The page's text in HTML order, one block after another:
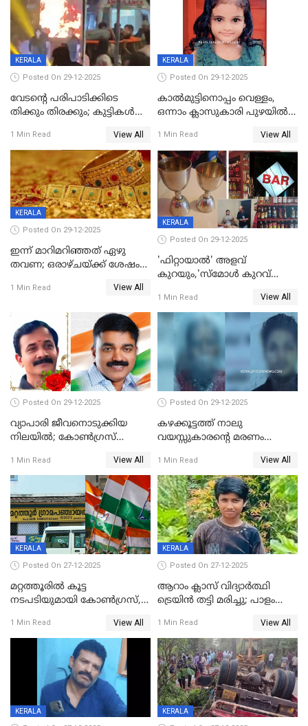
KERALA
Posted On 29-12-2025
വേടന്റെ പരിപാടിക്കിടെ
തിക്കും തിരക്കും; കുട്ടികള്‍
പരിക്ക്; പാളം മറികടന്ന
യുവാവ് ട്രെയിന്‍ തട്ടി മരിച്ചു
1 Min Read View All
KERALA
Posted On 29-12-2025
കാൽമുട്ടിനൊപ്പം വെള്ളം,
ഒന്നാം ക്ലാസുകാരി പുഴയിൽ
കുട്ടികൾക്കൊപ്പം
കളിക്കുന്നതിനിടെ
1 Min Read View All
KERALA
Posted On 29-12-2025
ഇന്ന് മാറിമറിഞ്ഞത് ഏഴു
തവണ; ഒരാഴ്ചയ്ക്ക് ശേഷം
1 Min Read View All
KERALA
Posted On 29-12-2025
'ഫിറ്റായാൽ' അളവ്
കുറയും,'സ്‌മോൾ കുറവ്
പിഴ
1 Min Read View All
Posted On 29-12-2025
വ്യാപാരി ജീവനൊടുക്കിയ
നിലയില്‍; കോണ്‍ഗ്രസ്
മാനസികപീഡനമെന്ന് കുറിപ്പ്
1 Min Read View All
Posted On 29-12-2025
കഴക്കൂട്ടത്ത് നാലു
വയസ്സുകാരന്റെ മരണം
സുഹൃത്തും പൊലീസ്
കസ്റ്റഡിയിൽ
1 Min Read View All
KERALA
Posted On 27-12-2025
മറ്റത്തൂരിൽ കൂട്ട
നടപടിയുമായി കോണ്‍ഗ്രസ്,
എട്ട് പേര്‍ ഉള്‍പ്പെടെ
പത്തുപേരെ പുറത്താക്കി,
ചൊവ്വന്നൂരിലും നടപടി
1 Min Read View All
KERALA
Posted On 27-12-2025
ആറാം ക്ലാസ് വിദ്യാർത്ഥി
ട്രെയിൻ തട്ടി മരിച്ചു; പാളം
അപകടം മലപ്പുറത്ത്
1 Min Read View All
KERALA KERALA